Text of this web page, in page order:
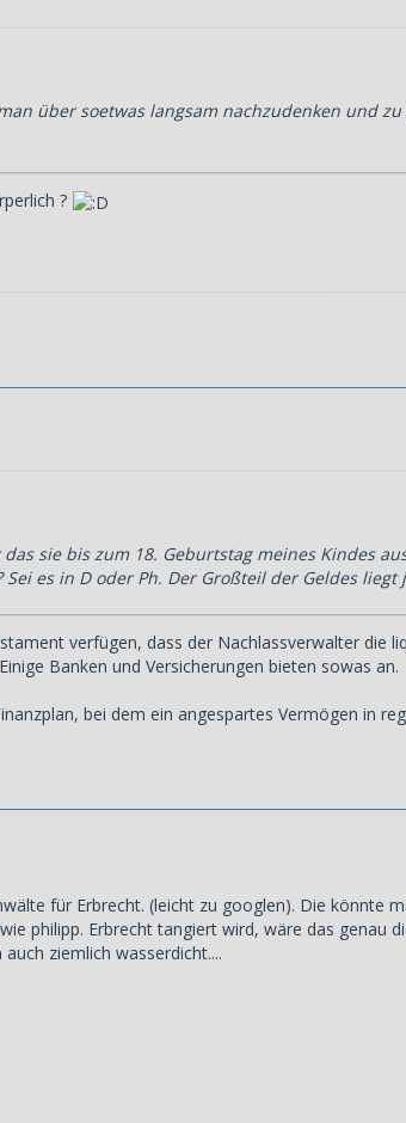
über soetwas langsam nachzudenken und
?
sie bis zum 18. Geburtstag meines Kindes
es in D oder Ph. Der Großteil der Geldes
verfügen, dass der Nachlassverwalter die
Banken und Versicherungen bieten sowas an.
bei dem ein angespartes Vermögen in
für Erbrecht. (leicht zu googlen). Die könnte
philipp. Erbrecht tangiert wird, wäre das genau
ziemlich wasserdicht....